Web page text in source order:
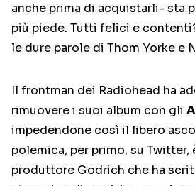
anche prima di acquistarli- sta
più piede. Tutti felici e
le dure parole di Thom Yorke e
Il frontman dei Radiohead ha
rimuovere i suoi album con gli
impedendone così il libero
polemica, per primo, su Twitter,
produttore Godrich che ha